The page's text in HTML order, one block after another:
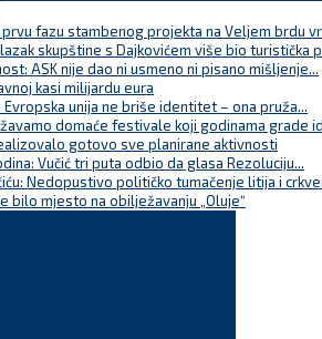
fazu stambenog projekta na Veljem brdu
skupštine s Dajkovićem više bio turistička
ASK nije dao ni usmeno ni pisano mišljenje...
kasi milijardu eura
Evropska unija ne briše identitet – ona pruža...
domaće festivale koji godinama grade
gotovo sve planirane aktivnosti
Vučić tri puta odbio da glasa Rezoluciju...
Nedopustivo političko tumačenje litija i
bilo mjesto na obilježavanju „Oluje“